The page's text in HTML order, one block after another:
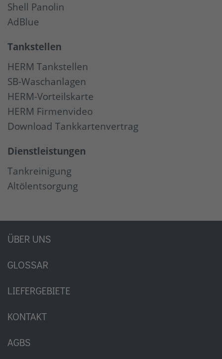
Shell Panolin
AdBlue
Tankstellen
HERM Tankstellen
SB-Waschanlagen
HERM-Vorteilskarte
HERM Firmenvideo
Download Tankkartenvertrag
Dienstleistungen
Tankreinigung
Altölentsorgung
ÜBER UNS
GLOSSAR
LIEFERGEBIETE
KONTAKT
AGBS